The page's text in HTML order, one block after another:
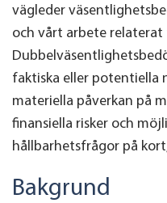
vägleder
och vårt arbete
faktiska eller potentiella
materiella påverkan på
finansiella risker och
hållbarhetsfrågor på
Bakgrund